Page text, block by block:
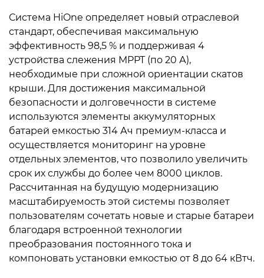
Система HiOne определяет новый отраслевой
стандарт, обеспечивая максимальную
эффективность 98,5 % и поддерживая 4
устройства слежения MPPT (по 20 А),
необходимые при сложной ориентации скатов
крыши. Для достижения максимальной
безопасности и долговечности в системе
используются элементы аккумуляторных
батарей емкостью 314 Ач премиум-класса и
осуществляется мониторинг на уровне
отдельных элементов, что позволило увеличить
срок их службы до более чем 8000 циклов.
Рассчитанная на будущую модернизацию
масштабируемость этой системы позволяет
пользователям сочетать новые и старые батареи
благодаря встроенной технологии
преобразования постоянного тока и
компоновать установки емкостью от 8 до 64 кВтч.